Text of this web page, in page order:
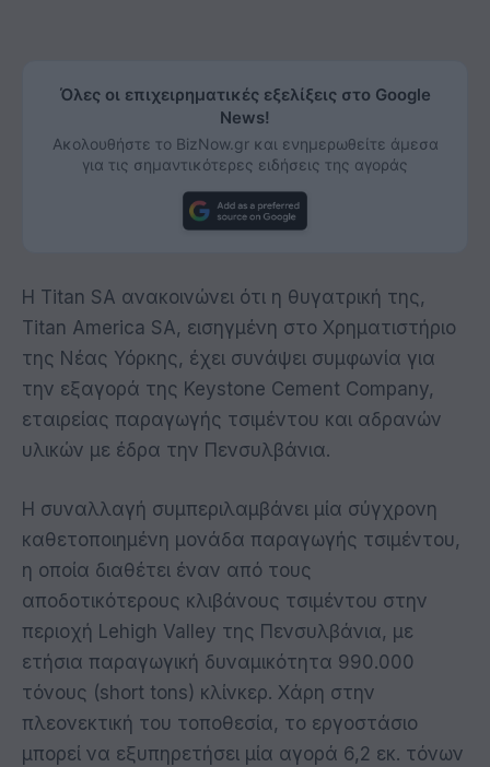
Όλες οι επιχειρηματικές εξελίξεις στο Google
News!
Ακολουθήστε το BizNow.gr και ενημερωθείτε άμεσα
για τις σημαντικότερες ειδήσεις της αγοράς
Η Titan SA ανακοινώνει ότι η θυγατρική της,
Titan America SA, εισηγμένη στο Χρηματιστήριο
της Νέας Υόρκης, έχει συνάψει συμφωνία για
την εξαγορά της Keystone Cement Company,
εταιρείας παραγωγής τσιμέντου και αδρανών
υλικών με έδρα την Πενσυλβάνια.
Η συναλλαγή συμπεριλαμβάνει μία σύγχρονη
καθετοποιημένη μονάδα παραγωγής τσιμέντου,
η οποία διαθέτει έναν από τους
αποδοτικότερους κλιβάνους τσιμέντου στην
περιοχή Lehigh Valley της Πενσυλβάνια, με
ετήσια παραγωγική δυναμικότητα 990.000
τόνους (short tons) κλίνκερ. Χάρη στην
πλεονεκτική του τοποθεσία, το εργοστάσιο
μπορεί να εξυπηρετήσει μία αγορά 6,2 εκ. τόνων